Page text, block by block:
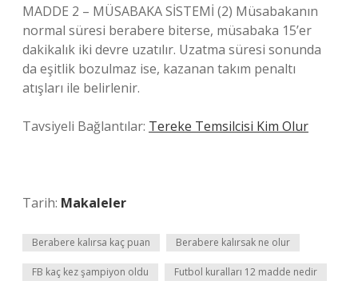
MADDE 2 – MÜSABAKA SİSTEMİ (2) Müsabakanın
normal süresi berabere biterse, müsabaka 15’er
dakikalık iki devre uzatılır. Uzatma süresi sonunda
da eşitlik bozulmaz ise, kazanan takım penaltı
atışları ile belirlenir.
Tavsiyeli Bağlantılar: Tereke Temsilcisi Kim Olur
Tarih: Makaleler
Berabere kalırsa kaç puan Berabere kalırsak ne olur
FB kaç kez şampiyon oldu Futbol kuralları 12 madde nedir